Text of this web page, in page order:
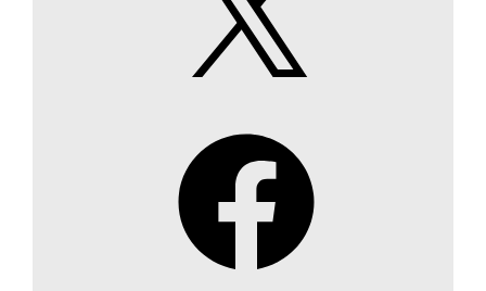
Facebook